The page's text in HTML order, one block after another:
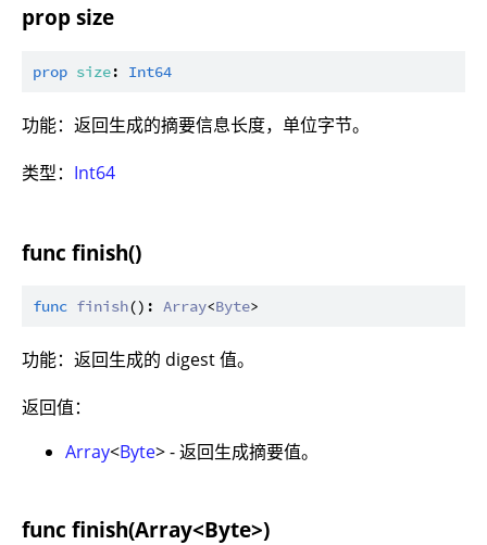
prop size
prop size: Int64
功能：返回生成的摘要信息长度，单位字节。
类型： Int64
func finish()
func finish(): Array<Byte
功能：返回生成的 digest 值。
返回值：
Array<Byte> - 返回生成摘要值。
func finish(Array<Byte>)